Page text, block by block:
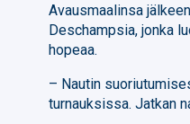
Avausmaalinsa
Deschampsia, jonka
hopeaa.
– Nautin
turnauksissa. Jatkan